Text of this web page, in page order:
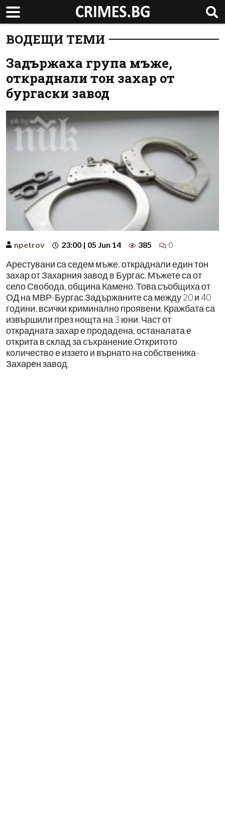
ВОДЕЩИ ТЕМИ
Задържаха група мъже,
откраднали тон захар от
бургаски завод
npetrov 23:00 | 05 Jun 14 385 0
Арестувани са седем мъже, откраднали един тон
захар от Захарния завод в Бургас. Мъжете са от
село Свобода, община Камено. Това съобщиха от
ОД на МВР-Бургас.Задържаните са между 20 и 40
години, всички криминално проявени. Кражбата са
извършили през нощта на 3 юни. Част от
открадната захар е продадена, останалата е
открита в склад за съхранение.Откритото
количество е иззето и върнато на собственика-
Захарен завод.